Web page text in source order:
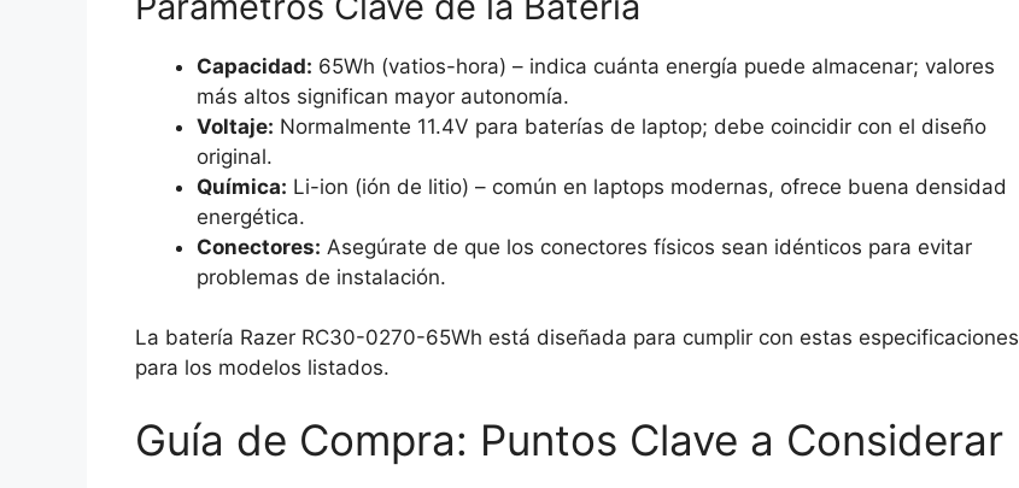
Capacidad: 65Wh (vatios-hora) – indica cuánta energía puede almacenar; valores
más altos significan mayor autonomía.
Voltaje: Normalmente 11.4V para baterías de laptop; debe coincidir con el diseño
original.
Química: Li-ion (ión de litio) – común en laptops modernas, ofrece buena densidad
energética.
Conectores: Asegúrate de que los conectores físicos sean idénticos para evitar
problemas de instalación.
La batería Razer RC30-0270-65Wh está diseñada para cumplir con estas especificaciones
para los modelos listados.
Guía de Compra: Puntos Clave a Considerar